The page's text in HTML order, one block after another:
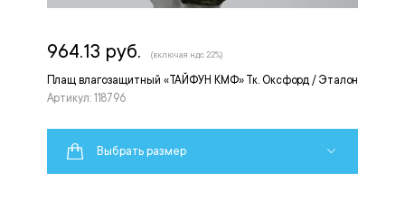
Плащ влагозащитный «ТАЙФУН КМФ» Тк. Оксфорд / Эталон
Артикул: 118796
964.13 руб. (включая ндс 22%)
Выбрать размер